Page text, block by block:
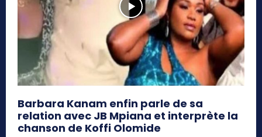
Barbara Kanam enfin parle de sa
relation avec JB Mpiana et interprète la
chanson de Koffi Olomide